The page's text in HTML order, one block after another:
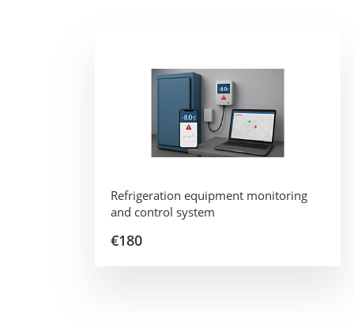
Refrigeration equipment monitoring
and control system
€180